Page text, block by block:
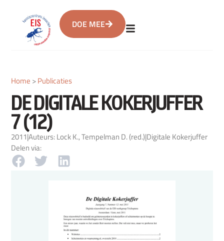
DOE MEE
Home >Publicaties
DE DIGITALE KOKERJUFFER
7 (12)
2011|Auteurs: Lock K., Tempelman D. (red.)|Digitale Kokerjuffer
Delen via: